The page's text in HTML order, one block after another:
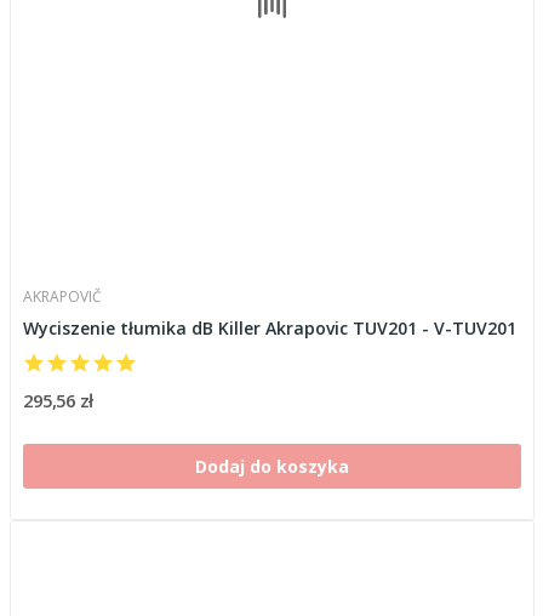
AKRAPOVIČ
Wyciszenie tłumika dB Killer Akrapovic TUV201 - V-TUV201
295,56 zł
Dodaj do koszyka